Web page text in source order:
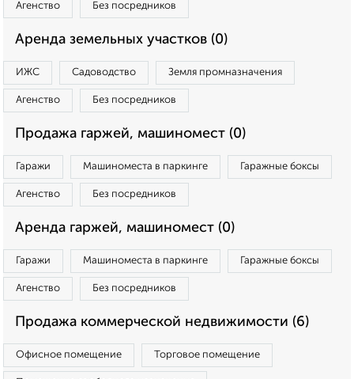
Агенство Без посредников
Аренда земельных участков (0)
ИЖС Садоводство Земля промназначения
Агенство Без посредников
Продажа гаржей, машиномест (0)
Гаражи Машиноместа в паркинге Гаражные боксы
Агенство Без посредников
Аренда гаржей, машиномест (0)
Гаражи Машиноместа в паркинге Гаражные боксы
Агенство Без посредников
Продажа коммерческой недвижимости (6)
Офисное помещение Торговое помещение